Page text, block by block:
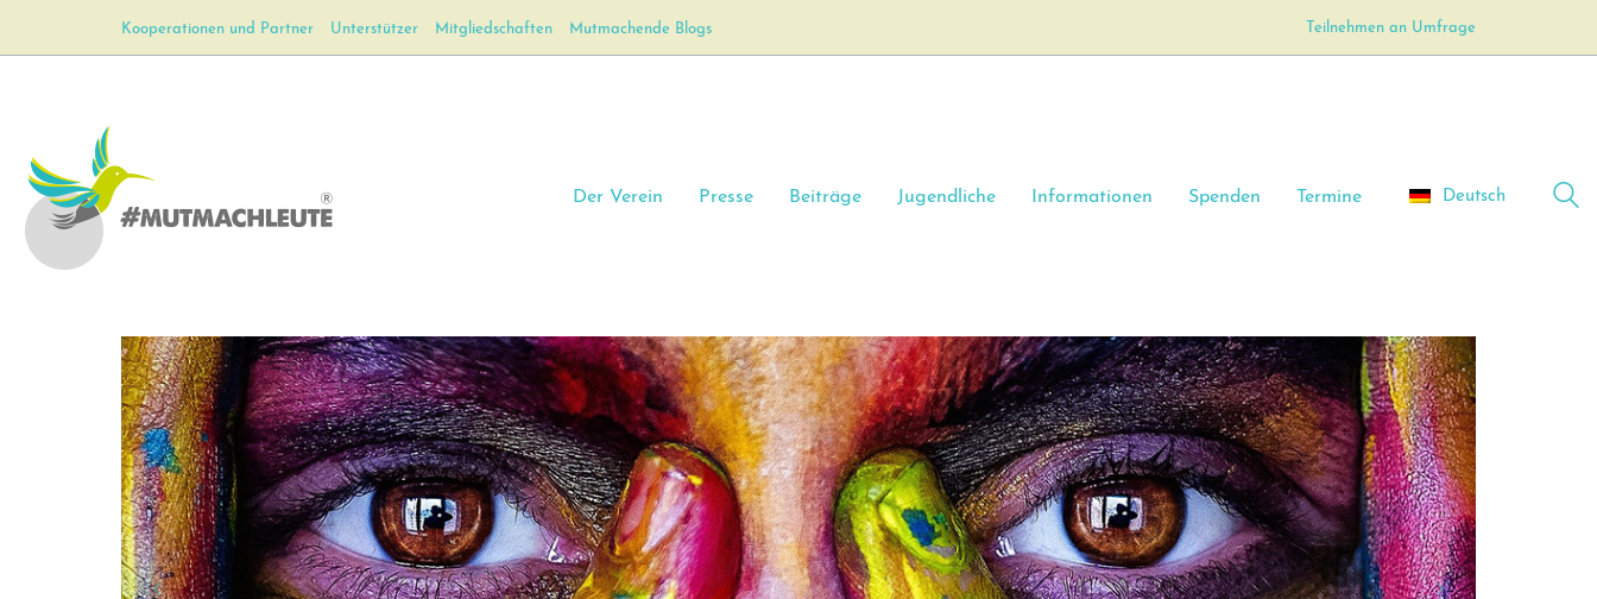
Kooperationen und Partner Unterstützer Mitgliedschaften Mutmachende Blogs Teilnehmen an Umfrage
Der Verein Presse Beiträge Jugendliche Informationen Spenden Termine Deutsch